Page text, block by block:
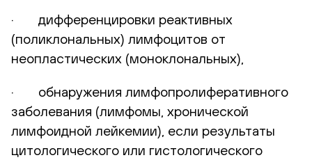
· дифференцировки реактивных
(поликлональных) лимфоцитов от
неопластических (моноклональных),
· обнаружения лимфопролиферативного
заболевания (лимфомы, хронической
лимфоидной лейкемии), если результаты
цитологического или гистологического